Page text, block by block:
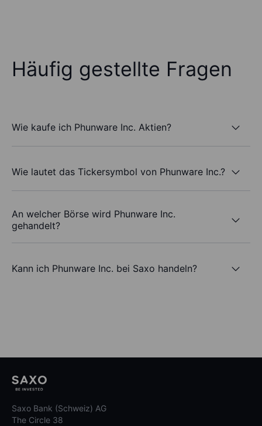
Häufig gestellte Fragen
Wie kaufe ich Phunware Inc. Aktien?
Wie lautet das Tickersymbol von Phunware Inc.?
An welcher Börse wird Phunware Inc.
gehandelt?
Kann ich Phunware Inc. bei Saxo handeln?
Saxo Bank (Schweiz) AG
The Circle 38